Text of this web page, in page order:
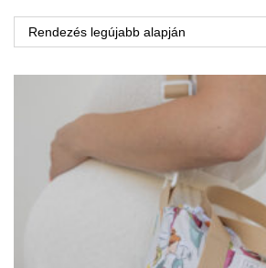
Rendezés legújabb alapján